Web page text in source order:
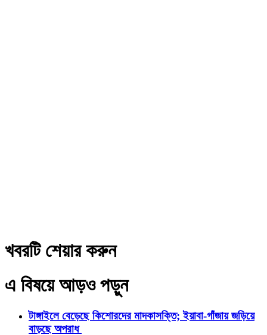
খবরটি শেয়ার করুন
এ বিষয়ে আড়ও পড়ুন
টাঙ্গাইলে বেড়েছে কিশোরদের মাদকাসক্তি; ইয়াবা-গাঁজায় জড়িয়ে
বাড়ছে অপরাধ